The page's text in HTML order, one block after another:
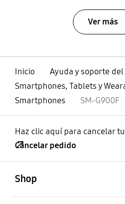
Ver más
Inicio
Ayuda y soporte
Smartphones, Tablets y
Smartphones
SM-G900F
Haz clic aquí para cancelar
Cancelar pedido
Shop